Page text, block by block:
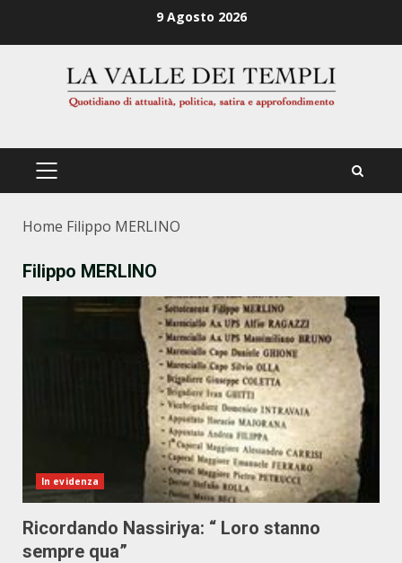
9 Agosto 2026
PRIMÄRES
Home Filippo MERLINO
Filippo MERLINO
In evidenza
Ricordando Nassiriya: “ Loro stanno
sempre qua”